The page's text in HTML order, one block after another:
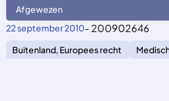
Geen zorgverzekering
Over SKGZ
Nieuws
Afgewezen
22 september 2010- 200902646
Buitenland, Europees recht